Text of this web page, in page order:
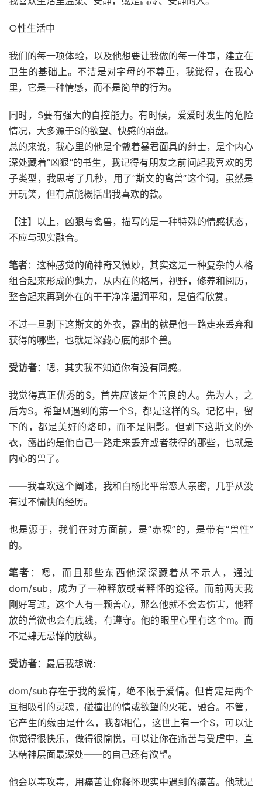
○性生活中
我们的每一项体验，以及他想要让我做的每一件事，建立在
卫生的基础上。不洁是对字母的不尊重，我觉得，在我心
里，它是一种情感，而不是简单的行为。
同时，S要有强大的自控能力。有时候，爱爱时发生的危险
情况，大多源于S的欲望、快感的崩盘。
总的来说，我心里的他是个戴着暴君面具的绅士，是个内心
深处藏着“凶狠“的书生，我记得有朋友之前问起我喜欢的男
子类型，我思考了几秒，用了“斯文的禽兽“这个词，虽然是
开玩笑，但有点能概括出我喜欢的款。
【注】以上，凶狠与禽兽，描写的是一种特殊的情感状态，
不应与现实融合。
笔者：这种感觉的确神奇又微妙，其实这是一种复杂的人格
组合起来形成的魅力，从内在的格局，视野，修养和阅历，
整合起来再到外在的干干净净温润平和，是值得欣赏。
不过一旦剥下这斯文的外衣，露出的就是他一路走来丢弃和
获得的哪些，也就是深藏心底的那个兽。
受访者：嗯，其实我不知道你有没有同感。
我觉得真正优秀的S，首先应该是个善良的人。先为人，之
后为S。希望M遇到的第一个S，都是这样的S。记忆中，留
下的，都是美好的烙印，而不是阴影。但剥下这斯文的外
衣，露出的是他自己一路走来丢弃或者获得的那些，也就是
内心的兽了。
——我喜欢这个阐述，我和白杨比平常恋人亲密，几乎从没
有过不愉快的经历。
也是源于，我们在对方面前，是“赤裸”的，是带有“兽性”
的。
笔者 ：嗯，而且那些东西他深深藏着从不示人，通过
dom/sub，成为了一种释放或者释怀的途径。而前两天我
刚好写过，这个人有一颗善心，那么他就不会去伤害，他释
放的兽欲也会有底线，有遵守。他的眼里心里有这个m。而
不是肆无忌惮的放纵。
受访者：最后我想说:
dom/sub存在于我的爱情，绝不限于爱情。但肯定是两个
互相吸引的灵魂，碰撞出的情或欲望的火花，融合。不管，
它产生的缘由是什么，我都相信，这世上有一个S，可以让
你觉得很快乐，做得很愉悦，可以让你在痛苦与受虐中，直
达精神层面最深处——的自己还有欲望。
他会以毒攻毒，用痛苦让你释怀现实中遇到的痛苦。他就是